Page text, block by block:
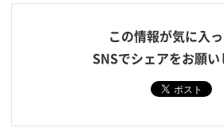
この情報が気に入
SNSでシェアをお願い